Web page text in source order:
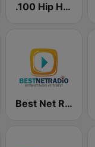
.100 Hip Hop and RNB.FM
Best Net Radio - R&B